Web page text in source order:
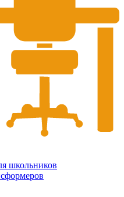
школьников